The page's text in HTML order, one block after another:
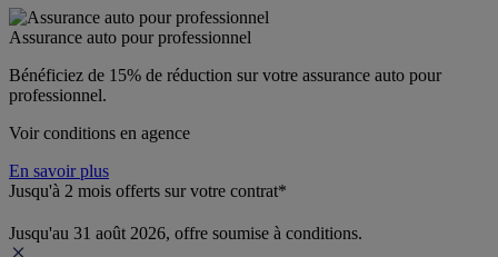
Assurance auto pour professionnel
Bénéficiez de 15% de réduction sur votre assurance auto pour
professionnel.
Voir conditions en agence
En savoir plus
Jusqu'à 2 mois offerts sur votre contrat*
Jusqu'au 31 août 2026, offre soumise à conditions.